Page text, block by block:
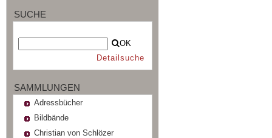
SUCHE
OK
Detailsuche
SAMMLUNGEN
Adressbücher
Bildbände
Christian von Schlözer